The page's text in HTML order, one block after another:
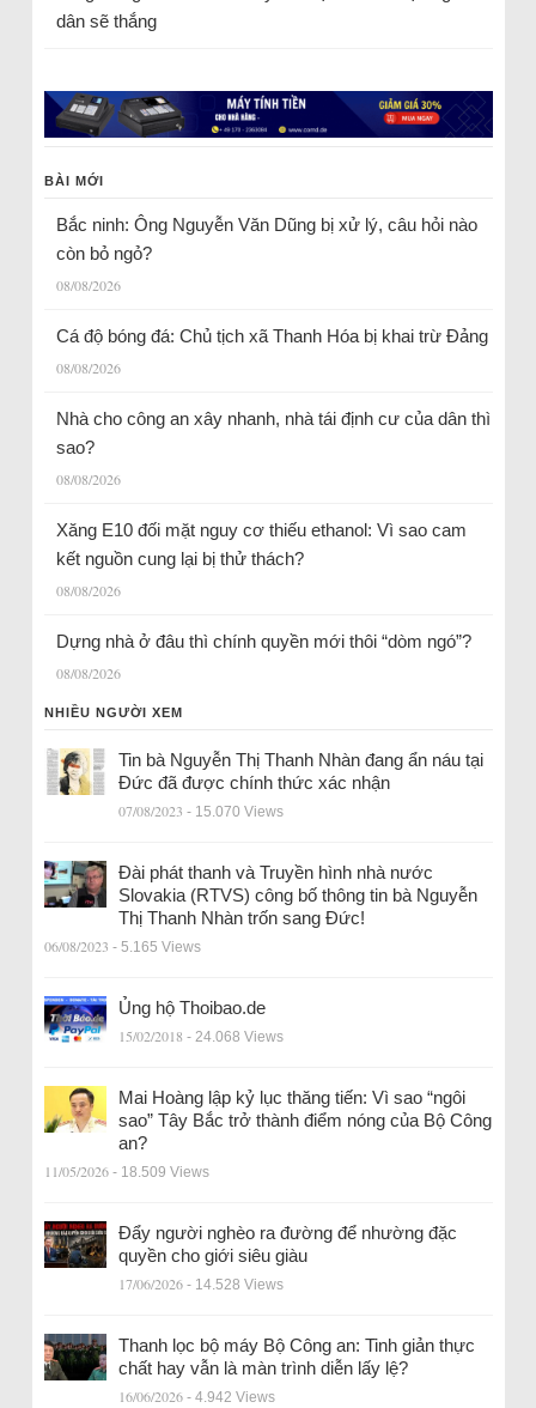
dân sẽ thắng
BÀI MỚI
Bắc ninh: Ông Nguyễn Văn Dũng bị xử lý, câu hỏi nào
còn bỏ ngỏ?
08/08/2026
Cá độ bóng đá: Chủ tịch xã Thanh Hóa bị khai trừ Đảng
08/08/2026
Nhà cho công an xây nhanh, nhà tái định cư của dân thì
sao?
08/08/2026
Xăng E10 đối mặt nguy cơ thiếu ethanol: Vì sao cam
kết nguồn cung lại bị thử thách?
08/08/2026
Dựng nhà ở đâu thì chính quyền mới thôi “dòm ngó”?
08/08/2026
NHIỀU NGƯỜI XEM
Tin bà Nguyễn Thị Thanh Nhàn đang ẩn náu tại
Đức đã được chính thức xác nhận
07/08/2023 - 15.070 Views
Đài phát thanh và Truyền hình nhà nước
Slovakia (RTVS) công bố thông tin bà Nguyễn
Thị Thanh Nhàn trốn sang Đức!
06/08/2023 - 5.165 Views
Ủng hộ Thoibao.de
15/02/2018 - 24.068 Views
Mai Hoàng lập kỷ lục thăng tiến: Vì sao “ngôi
sao” Tây Bắc trở thành điểm nóng của Bộ Công
an?
11/05/2026 - 18.509 Views
Đẩy người nghèo ra đường để nhường đặc
quyền cho giới siêu giàu
17/06/2026 - 14.528 Views
Thanh lọc bộ máy Bộ Công an: Tinh giản thực
chất hay vẫn là màn trình diễn lấy lệ?
16/06/2026 - 4.942 Views